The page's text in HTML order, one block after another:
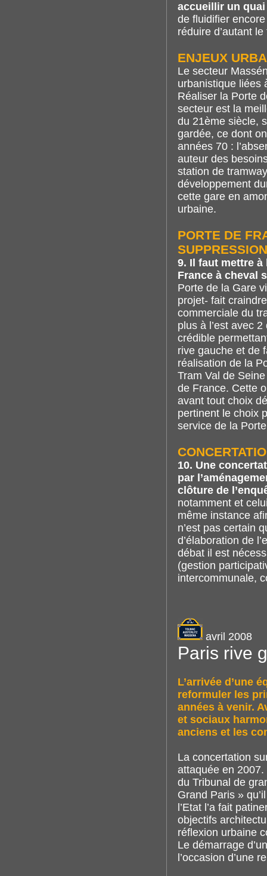
accueillir un
de fluidifier
réduire d’autant
ENJEUX
Le secteur
urbanistique liées
Réaliser la Porte
secteur est la
du 21ème siècle,
gardée, ce dont
années 70 :
auteur des
station de
développement
cette gare en
urbaine.
PORTE DE
9. Il faut mettre à
France à cheval
Porte de la Gare
projet- fait
commerciale du
plus à l’est avec
crédible
rive gauche et de
réalisation de la
Tram Val de
de France. Cette
avant tout choix
pertinent le choix
service de la
10. Une
par
clôture de
notamment et
même instance
n’est pas certain
d’élaboration de
débat il est
(gestion
intercommunale,
avril 2008
Paris rive
L’arrivée d’une
reformuler les
années à venir.
et sociaux
anciens et les
La concertation
attaquée en 2007.
du Tribunal de
Grand Paris »
l’Etat l’a fait
objectifs
réflexion urbaine
Le démarrage
l’occasion d’une